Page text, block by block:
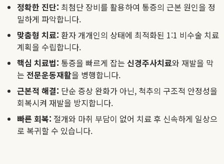
정확한 진단: 최첨단 장비를 활용하여 통증의 근본 원인을 정
밀하게 파악합니다.
맞춤형 치료: 환자 개개인의 상태에 최적화된 1:1 비수술 치료
계획을 수립합니다.
핵심 치료법: 통증을 빠르게 잡는 신경주사치료와 재발을 막
는 전문운동재활을 병행합니다.
근본적 해결: 단순 증상 완화가 아닌, 척추의 구조적 안정성을
회복시켜 재발을 방지합니다.
빠른 회복: 절개와 마취 부담이 없어 치료 후 신속하게 일상으
로 복귀할 수 있습니다.